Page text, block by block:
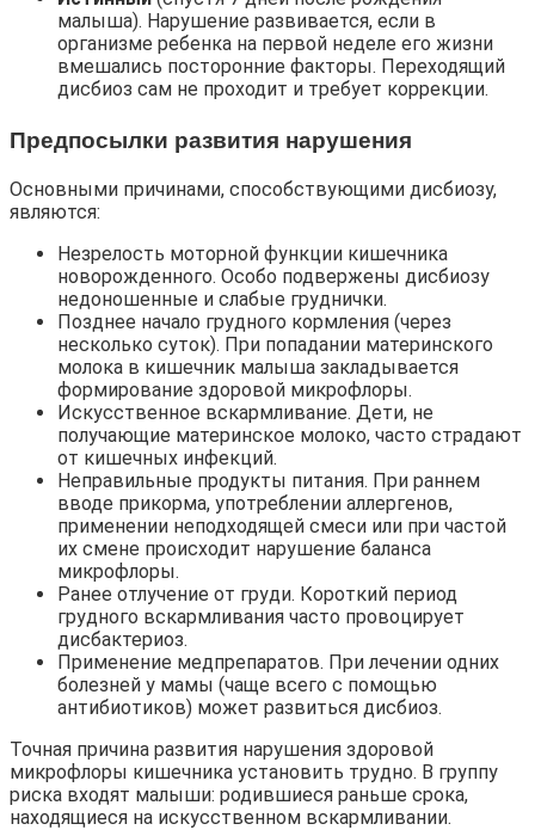
малыша). Нарушение развивается, если в
организме ребенка на первой неделе его жизни
вмешались посторонние факторы. Переходящий
дисбиоз сам не проходит и требует коррекции.
Предпосылки развития нарушения
Основными причинами, способствующими дисбиозу,
являются:
Незрелость моторной функции кишечника
новорожденного. Особо подвержены дисбиозу
недоношенные и слабые груднички.
Позднее начало грудного кормления (через
несколько суток). При попадании материнского
молока в кишечник малыша закладывается
формирование здоровой микрофлоры.
Искусственное вскармливание. Дети, не
получающие материнское молоко, часто страдают
от кишечных инфекций.
Неправильные продукты питания. При раннем
вводе прикорма, употреблении аллергенов,
применении неподходящей смеси или при частой
их смене происходит нарушение баланса
микрофлоры.
Ранее отлучение от груди. Короткий период
грудного вскармливания часто провоцирует
дисбактериоз.
Применение медпрепаратов. При лечении одних
болезней у мамы (чаще всего с помощью
антибиотиков) может развиться дисбиоз.
Точная причина развития нарушения здоровой
микрофлоры кишечника установить трудно. В группу
риска входят малыши: родившиеся раньше срока,
находящиеся на искусственном вскармливании.